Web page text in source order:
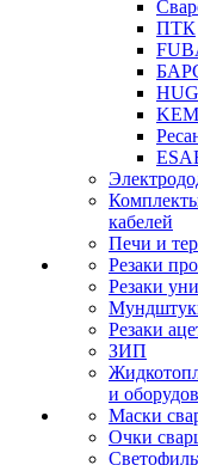
ПТК
кабелей
Печи и
Резаки
Резаки
Резаки
ЗИП
и
Маски
Очки